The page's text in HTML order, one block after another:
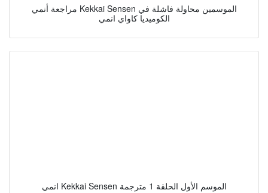
مراجعة أنمي Kekkai Sensen الموسمين محاولة فاشلة في
الكوميديا كاواي انمي
انمي Kekkai Sensen الموسم الأول الحلقة 1 مترجمة